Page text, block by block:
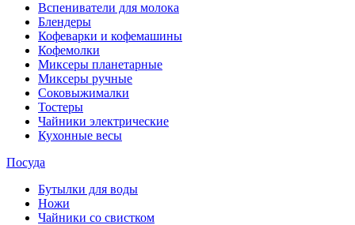
Вспениватели для молока
Блендеры
Кофеварки и кофемашины
Кофемолки
Миксеры планетарные
Миксеры ручные
Соковыжималки
Тостеры
Чайники электрические
Кухонные весы
Посуда
Бутылки для воды
Ножи
Чайники со свистком